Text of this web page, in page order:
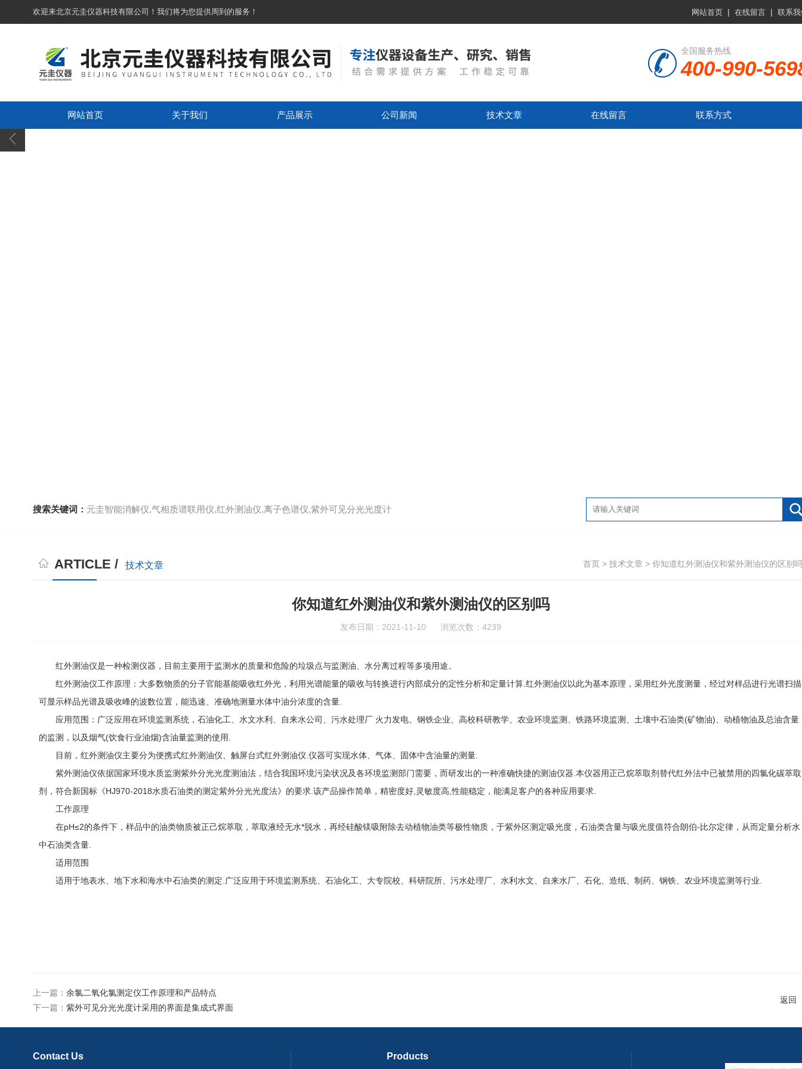
欢迎来北京元圭仪器科技有限公司！我们将为您提供周到的服务！ 网站首页 | 在线留言 | 联系
全国服务热线
400-990-
网站首页 关于我们 产品展示 公司新闻 技术文章 在线留言 联系方式
搜索关键词： 元圭智能消解仪,气相质谱联用仪,红外测油仪,离子色谱仪,紫外可见分光光度计
ARTICLE / 技术文章 首页 > 技术文章 > 你知道红外测油仪和紫外测油仪的区别吗
你知道红外测油仪和紫外测油仪的区别吗
发布日期：2021-11-10 浏览次数：4239
红外测油仪是一种检测仪器，目前主要用于监测水的质量和危险的垃圾点与监测油、水分离过程等多项用途。
红外测油仪工作原理：大多数物质的分子官能基能吸收红外光，利用光谱能量的吸收与转换进行内部成分的定性分析和定量计算.红外测油仪以此为基本原理，采用红外光度测量，经过对样品进行光谱扫描
可显示样品光谱及吸收峰的波数位置，能迅速、准确地测量水体中油分浓度的含量.
应用范围：广泛应用在环境监测系统，石油化工、水文水利、自来水公司、污水处理厂 火力发电、钢铁企业、高校科研教学、农业环境监测、铁路环境监测、土壤中石油类(矿物油)、动植物油及总油含量
的监测，以及烟气(饮食行业油烟)含油量监测的使用.
目前，红外测油仪主要分为便携式红外测油仪、触屏台式红外测油仪.仪器可实现水体、气体、固体中含油量的测量.
紫外测油仪依据国家环境水质监测紫外分光光度测油法，结合我国环境污染状况及各环境监测部门需要，而研发出的一种准确快捷的测油仪器.本仪器用正己烷萃取剂替代红外法中已被禁用的四氯化碳萃取
剂，符合新国标《HJ970-2018水质石油类的测定紫外分光光度法》的要求.该产品操作简单，精密度好,灵敏度高,性能稳定，能满足客户的各种应用要求.
工作原理
在pH≤2的条件下，样品中的油类物质被正己烷萃取，萃取液经无水*脱水，再经硅酸镁吸附除去动植物油类等极性物质，于紫外区测定吸光度，石油类含量与吸光度值符合朗伯-比尔定律，从而定量分析水
中石油类含量.
适用范围
适用于地表水、地下水和海水中石油类的测定.广泛应用于环境监测系统、石油化工、大专院校、科研院所、污水处理厂、水利水文、自来水厂、石化、造纸、制药、钢铁、农业环境监测等行业.
上一篇： 余氯二氧化氯测定仪工作原理和产品特点
下一篇： 紫外可见分光光度计采用的界面是集成式界面
返回
Contact Us Products